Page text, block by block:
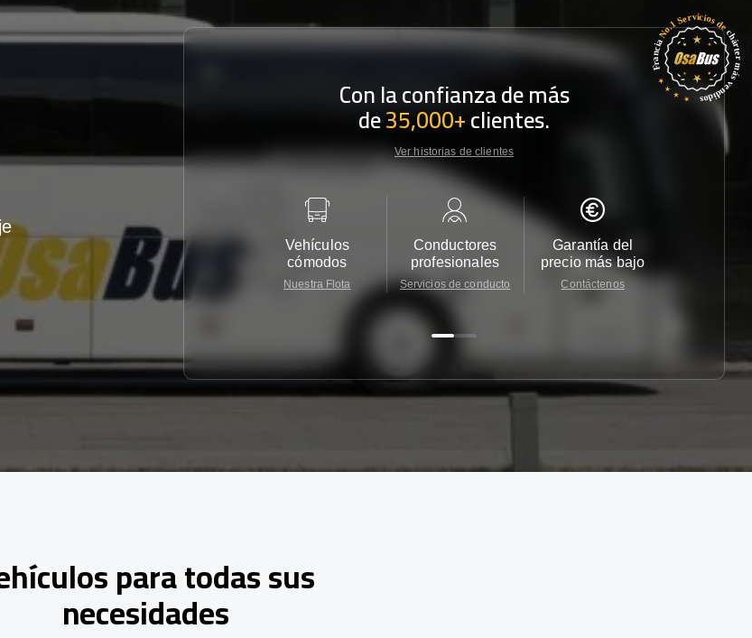
Con la confianza de más
de35,000+clientes.
Ver historias de clientes
Vehículos
cómodos
Nuestra Flota
Conductores
profesionales
Servicios de conducto
Garantía del
precio más bajo
Contáctenos
para todas sus
necesidades